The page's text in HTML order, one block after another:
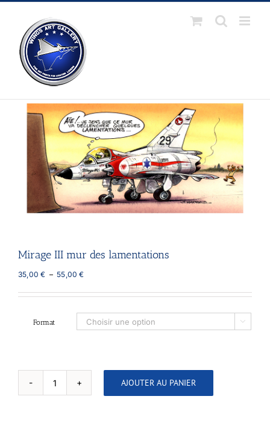
Passer
Mirage III mur des lamentations
35,00€ – 55,00€Plage
prix :
à
55,00 €
Format 
quantité
de
AJOUTER AU PANIER